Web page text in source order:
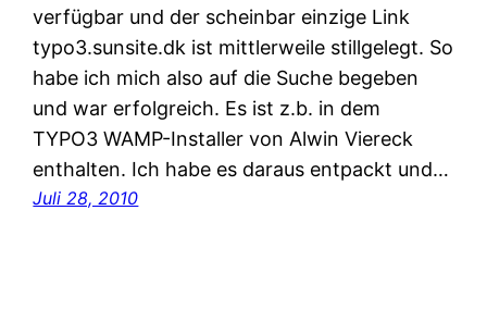
verfügbar und der scheinbar einzige Link
typo3.sunsite.dk ist mittlerweile stillgelegt. So
habe ich mich also auf die Suche begeben
und war erfolgreich. Es ist z.b. in dem
TYPO3 WAMP-Installer von Alwin Viereck
enthalten. Ich habe es daraus entpackt und…
Juli 28, 2010